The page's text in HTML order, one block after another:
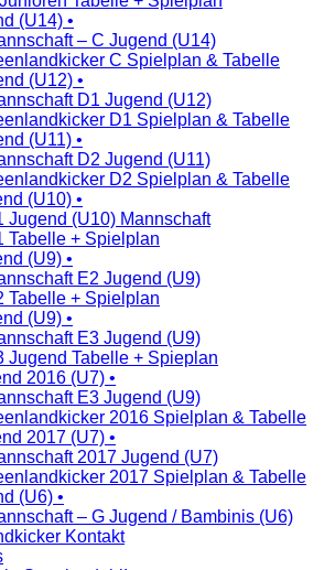
(U14) •
– C Jugend (U14)
C Spielplan & Tabelle
(U12) •
D1 Jugend (U12)
D1 Spielplan & Tabelle
(U11) •
D2 Jugend (U11)
D2 Spielplan & Tabelle
(U10) •
Jugend (U10) Mannschaft
Tabelle + Spielplan
(U9) •
E2 Jugend (U9)
Tabelle + Spielplan
(U9) •
E3 Jugend (U9)
Jugend Tabelle + Spieplan
2016 (U7) •
E3 Jugend (U9)
2016 Spielplan & Tabelle
2017 (U7) •
2017 Jugend (U7)
2017 Spielplan & Tabelle
(U6) •
– G Jugend / Bambinis (U6)
Kontakt